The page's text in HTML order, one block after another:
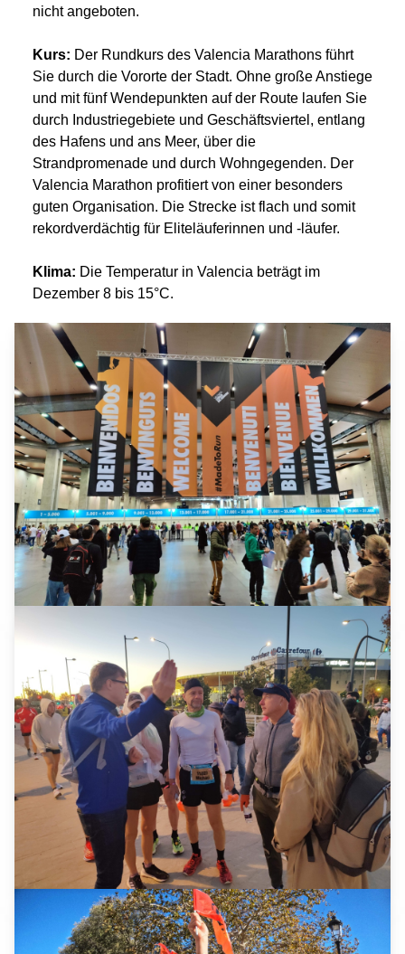
nicht angeboten.
Kurs: Der Rundkurs des Valencia Marathons führt
Sie durch die Vororte der Stadt. Ohne große Anstiege
und mit fünf Wendepunkten auf der Route laufen Sie
durch Industriegebiete und Geschäftsviertel, entlang
des Hafens und ans Meer, über die
Strandpromenade und durch Wohngegenden. Der
Valencia Marathon profitiert von einer besonders
guten Organisation. Die Strecke ist flach und somit
rekordverdächtig für Eliteläuferinnen und -läufer.
Klima: Die Temperatur in Valencia beträgt im
Dezember 8 bis 15°C.